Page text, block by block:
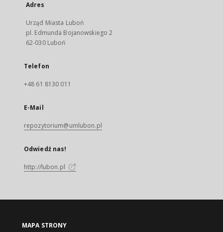
Adres
Urząd Miasta Luboń
pl. Edmunda Bojanowskiego 2
62-030 Luboń
Telefon
+48 61 8130 011
E-Mail
repozytorium@umlubon.pl
Odwiedź nas!
http://lubon.pl
MAPA STRONY